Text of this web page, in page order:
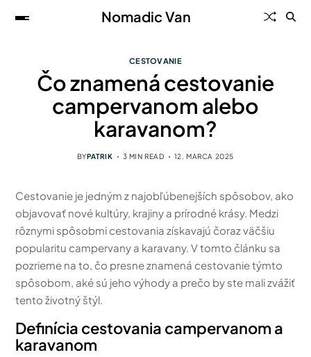
Nomadic Van
CESTOVANIE
Čo znamená cestovanie
campervanom alebo
karavanom?
BYPATRIK 3 MIN READ 12. MARCA 2025
Cestovanie je jedným z najobľúbenejších spôsobov, ako
objavovať nové kultúry, krajiny a prírodné krásy. Medzi
rôznymi spôsobmi cestovania získavajú čoraz väčšiu
popularitu campervany a karavany. V tomto článku sa
pozrieme na to, čo presne znamená cestovanie týmto
spôsobom, aké sú jeho výhody a prečo by ste mali zvážiť
tento životný štýl.
Definícia cestovania campervanom a
karavanom